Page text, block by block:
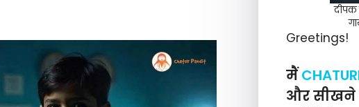
Greetings!
मैं
और सीखने